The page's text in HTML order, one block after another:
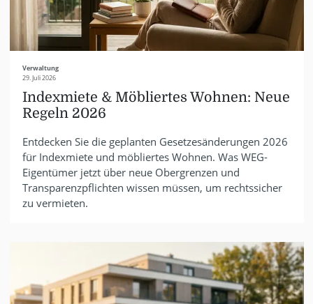
Verwaltung
29. Juli 2026
Indexmiete & Möbliertes Wohnen: Neue
Regeln 2026
Entdecken Sie die geplanten Gesetzesänderungen 2026
für Indexmiete und möbliertes Wohnen. Was WEG-
Eigentümer jetzt über neue Obergrenzen und
Transparenzpflichten wissen müssen, um rechtssicher
zu vermieten.